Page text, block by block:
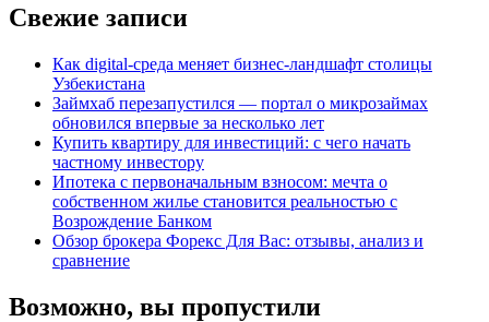
Свежие записи
Как digital-среда меняет бизнес-ландшафт столицы
Узбекистана
Займхаб перезапустился — портал о микрозаймах
обновился впервые за несколько лет
Купить квартиру для инвестиций: с чего начать
частному инвестору
Ипотека с первоначальным взносом: мечта о
собственном жилье становится реальностью с
Возрождение Банком
Обзор брокера Форекс Для Вас: отзывы, анализ и
сравнение
Возможно, вы пропустили